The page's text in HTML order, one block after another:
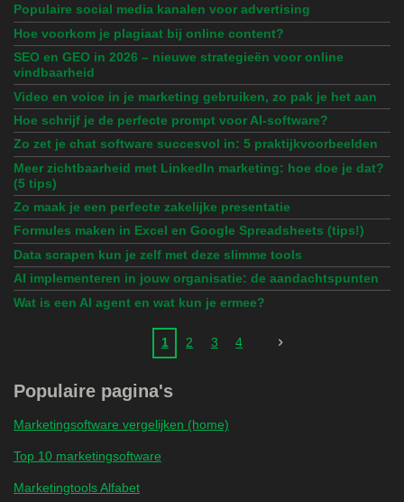
Populaire social media kanalen voor advertising
Hoe voorkom je plagiaat bij online content?
SEO en GEO in 2026 – nieuwe strategieën voor online
vindbaarheid
Video en voice in je marketing gebruiken, zo pak je het aan
Hoe schrijf je de perfecte prompt voor AI-software?
Zo zet je chat software succesvol in: 5 praktijkvoorbeelden
Meer zichtbaarheid met LinkedIn marketing: hoe doe je dat?
(5 tips)
Zo maak je een perfecte zakelijke presentatie
Formules maken in Excel en Google Spreadsheets (tips!)
Data scrapen kun je zelf met deze slimme tools
AI implementeren in jouw organisatie: de aandachtspunten
Wat is een AI agent en wat kun je ermee?
1 2 3 4
Populaire pagina's
Marketingsoftware vergelijken (home)
Top 10 marketingsoftware
Marketingtools Alfabet